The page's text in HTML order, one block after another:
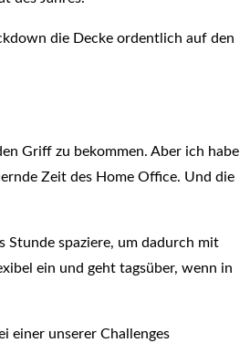
die Decke ordentlich auf den
Griff zu bekommen. Aber ich habe
Zeit des Home Office. Und die
Stunde spaziere, um dadurch mit
ein und geht tagsüber, wenn in
einer unserer Challenges